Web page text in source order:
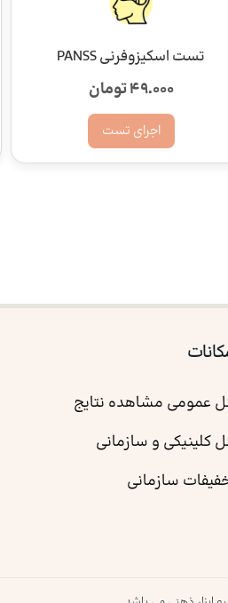
تست اسکیزوفرنی PANSS
49.000 تومان
اجرای تست
عمومی مشاهده نتایج
کلینیکی و سازمانی
سازمانی